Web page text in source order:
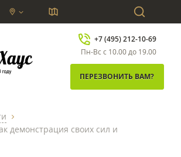
chevron_down
+7 (495) 212-10-69
Пн-Вс с 10.00 до 19.00
ПЕРЕЗВОНИТЬ ВАМ?
chevron_right
демонстрация своих сил и